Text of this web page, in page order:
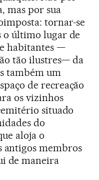
mas por sua
tornar-se
o último lugar de
habitantes —
tão ilustres— da
também um
de recreação
os vizinhos
situado
do
aloja o
antigos membros
de maneira